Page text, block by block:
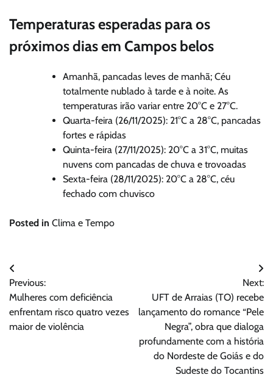
Temperaturas esperadas para os
próximos dias em Campos belos
Amanhã, pancadas leves de manhã; Céu
totalmente nublado à tarde e à noite. As
temperaturas irão variar entre 20°C e 27°C.
Quarta-feira (26/11/2025): 21°C a 28°C, pancadas
fortes e rápidas
Quinta-feira (27/11/2025): 20°C a 31°C, muitas
nuvens com pancadas de chuva e trovoadas
Sexta-feira (28/11/2025): 20°C a 28°C, céu
fechado com chuvisco
Posted in Clima e Tempo
Navegação
de
Post
Previous:
Mulheres com deficiência
enfrentam risco quatro vezes
maior de violência
Next:
UFT de Arraias (TO) recebe
lançamento do romance “Pele
Negra”, obra que dialoga
profundamente com a história
do Nordeste de Goiás e do
Sudeste do Tocantins